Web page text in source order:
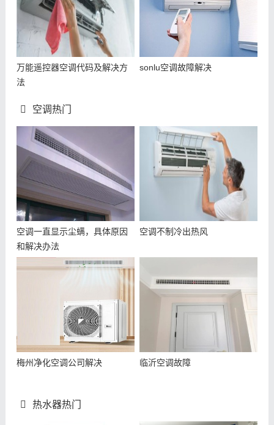
万能遥控器空调代码及解决方
法
sonlu空调故障解决
空调热门
空调一直显示尘螨，具体原因
和解决办法
空调不制冷出热风
梅州净化空调公司解决 临沂空调故障
热水器热门